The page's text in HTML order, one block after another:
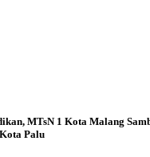
MTsN 1 Kota Malang
Palu